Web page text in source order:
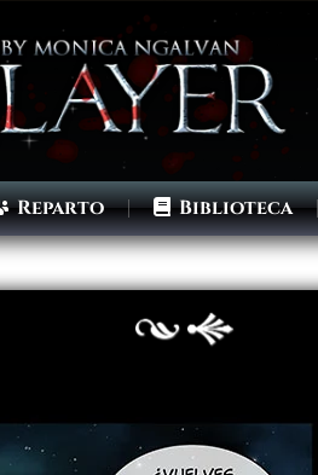
Reparto Biblioteca